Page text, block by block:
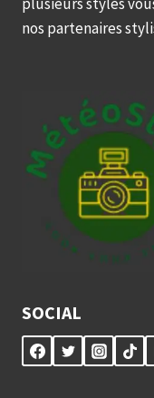
nos partenaires
SOCIAL